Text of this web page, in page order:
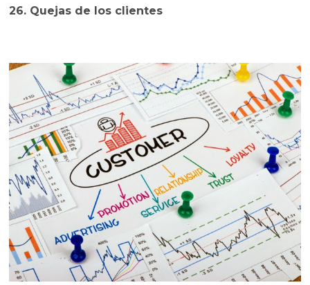
26. Quejas de los clientes